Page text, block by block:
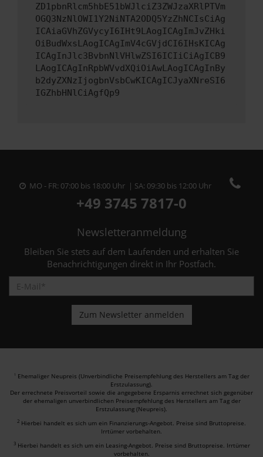
ZD1pbnRlcm5hbE51bWJlciZ3ZWJzaXRlPTVm
OGQ3NzNlOWI1Y2NiNTA2ODQ5YzZhNCIsCiAg
ICAiaGVhZGVycyI6IHt9LAogICAgImJvZHki
OiBudWxsLAogICAgImV4cGVjdCI6IHsKICAg
ICAgInJlc3BvbnNlVHlwZSI6ICIiCiAgICB9
LAogICAgInRpbWVvdXQiOiAwLAogICAgInBy
b2dyZXNzIjogbnVsbCwKICAgICJyaXNreSI6
IGZhbHNlCiAgfQp9
MO - FR: 07:00 bis 18:00 Uhr | SA: 09:30 bis 12:00 Uhr
+49 3745 7817-0
Newsletteranmeldung
Bleiben Sie stets auf dem Laufenden und erhalten Sie
Benachrichtigungen direkt in Ihr Postfach.
1 Ehemaliger Neupreis (Unverbindliche Preisempfehlung des Herstellers am Tag der
Erstzulassung).
Der errechnete Preisvorteil sowie die angegebene Ersparnis errechnet sich gegenüber
der ehemaligen unverbindlichen Preisempfehlung des Herstellers am Tag der
Erstzulassung (Neupreis).
2 Hierbei handelt es sich um ein Finanzierungs-Angebot. Preise sind Bruttopreise.
Irrtümer vorbehalten.
3 Hierbei handelt es sich um ein Leasing-Angebot. Preise sind Bruttopreise. Irrtümer
vorbehalten.